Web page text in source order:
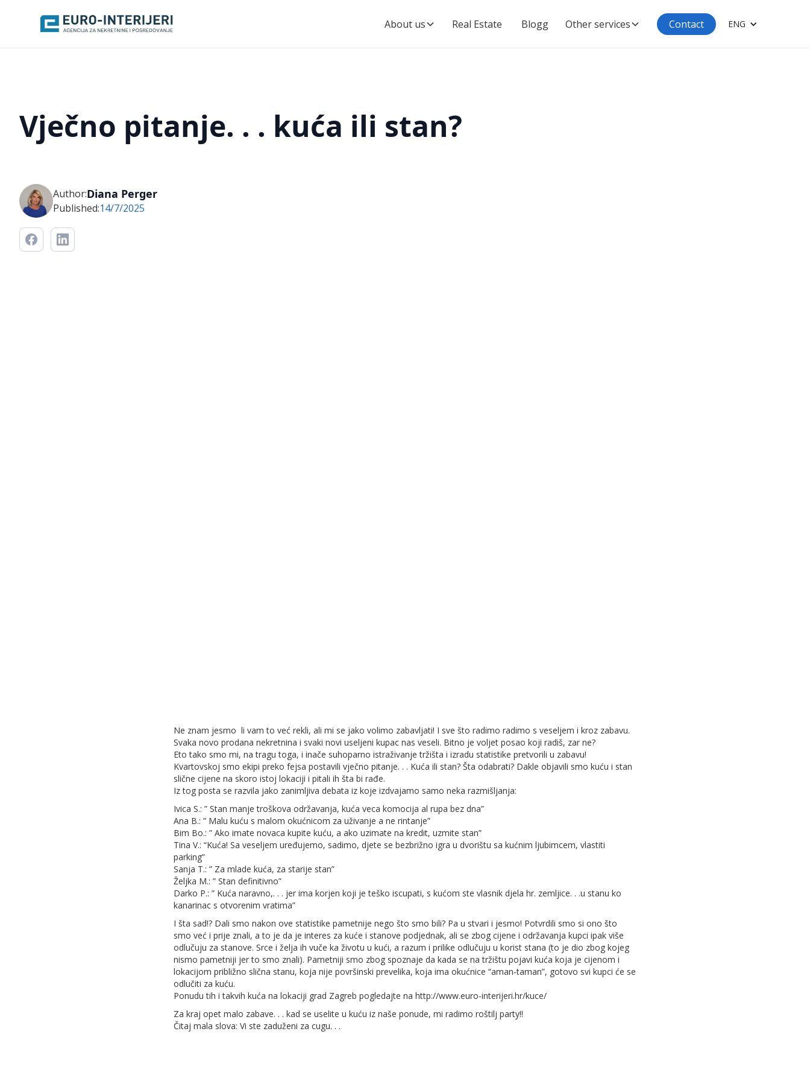
About us Real Estate Blogg Other services Contact ENG
Vječno pitanje. . . kuća ili stan?
Author:Diana Perger
Published:14/7/2025
Ne znam jesmo li vam to već rekli, ali mi se jako volimo zabavljati! I sve što radimo radimo s veseljem i kroz zabavu.
Svaka novo prodana nekretnina i svaki novi useljeni kupac nas veseli. Bitno je voljet posao koji radiš, zar ne?
Eto tako smo mi, na tragu toga, i inače suhoparno istraživanje tržišta i izradu statistike pretvorili u zabavu!
Kvartovskoj smo ekipi preko fejsa postavili vječno pitanje. . . Kuća ili stan? Šta odabrati? Dakle objavili smo kuću i stan
slične cijene na skoro istoj lokaciji i pitali ih šta bi rađe.
Iz tog posta se razvila jako zanimljiva debata iz koje izdvajamo samo neka razmišljanja:
Ivica S.: ” Stan manje troškova održavanja, kuća veca komocija al rupa bez dna”
Ana B.: ” Malu kuću s malom okućnicom za uživanje a ne rintanje”
Bim Bo.: ” Ako imate novaca kupite kuću, a ako uzimate na kredit, uzmite stan”
Tina V.: “Kuća! Sa veseljem uređujemo, sadimo, djete se bezbrižno igra u dvorištu sa kućnim ljubimcem, vlastiti
parking”
Sanja T.: ” Za mlade kuća, za starije stan”
Željka M.: ” Stan definitivno”
Darko P.: ” Kuća naravno,. . . jer ima korjen koji je teško iscupati, s kućom ste vlasnik djela hr. zemljice. . .u stanu ko
kanarinac s otvorenim vratima”
I šta sad!? Dali smo nakon ove statistike pametnije nego što smo bili? Pa u stvari i jesmo! Potvrdili smo si ono što
smo već i prije znali, a to je da je interes za kuće i stanove podjednak, ali se zbog cijene i održavanja kupci ipak više
odlučuju za stanove. Srce i želja ih vuče ka životu u kući, a razum i prilike odlučuju u korist stana (to je dio zbog kojeg
nismo pametniji jer to smo znali). Pametniji smo zbog spoznaje da kada se na tržištu pojavi kuća koja je cijenom i
lokacijom približno slična stanu, koja nije površinski prevelika, koja ima okućnice “aman-taman”, gotovo svi kupci će se
odlučiti za kuću.
Ponudu tih i takvih kuća na lokaciji grad Zagreb pogledajte na http://www.euro-interijeri.hr/kuce/
Za kraj opet malo zabave. . . kad se uselite u kuću iz naše ponude, mi radimo roštilj party!!
Čitaj mala slova: Vi ste zaduženi za cugu. . .